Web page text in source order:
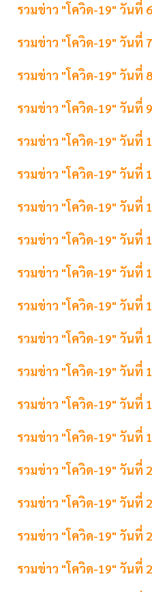
รวมข่าว "โควิด-19" วันที่
รวมข่าว "โควิด-19" วันที่
รวมข่าว "โควิด-19" วันที่
รวมข่าว "โควิด-19" วันที่
รวมข่าว "โควิด-19" วันที่
รวมข่าว "โควิด-19" วันที่
รวมข่าว "โควิด-19" วันที่
รวมข่าว "โควิด-19" วันที่
รวมข่าว "โควิด-19" วันที่
รวมข่าว "โควิด-19" วันที่
รวมข่าว "โควิด-19" วันที่
รวมข่าว "โควิด-19" วันที่
รวมข่าว "โควิด-19" วันที่
รวมข่าว "โควิด-19" วันที่
รวมข่าว "โควิด-19" วันที่
รวมข่าว "โควิด-19" วันที่
รวมข่าว "โควิด-19" วันที่
รวมข่าว "โควิด-19" วันที่